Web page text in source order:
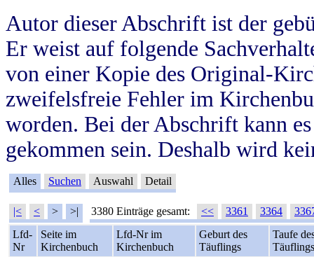
Autor dieser Abschrift ist der
Er weist auf folgende
von einer Kopie des Original-
zweifelsfreie Fehler im
worden. Bei der Abschrift kann
gekommen sein. Deshalb wird
Alles Suchen Auswahl Detail
|< < > >| 3380 Einträge gesamt: << 3361 3364
Lfd-
Nr
Seite im
Kirchenbuch
Lfd-Nr im
Kirchenbuch
Geburt des
Täuflings
Taufe
Täuflings